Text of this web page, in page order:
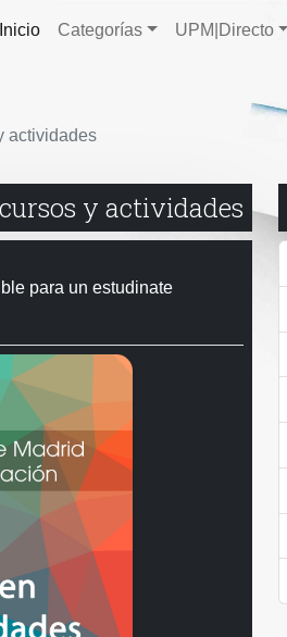
Inicio Categorías UPM|Directo
actividades
y actividades
para un estudinate